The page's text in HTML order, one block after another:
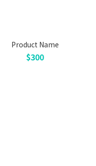
Product Name
$300